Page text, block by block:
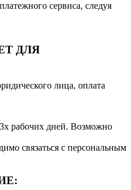
сервиса, следуя
ДЛЯ
лица, оплата
рабочих дней. Возможно
связаться с персональным